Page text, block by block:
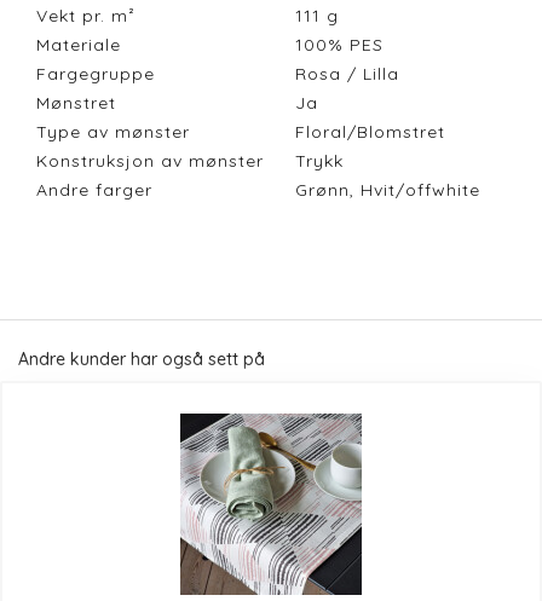
Vekt pr. m²
111 g
Materiale
100% PES
Fargegruppe
Rosa / Lilla
Mønstret
Ja
Type av mønster
Floral/Blomstret
Konstruksjon av mønster
Trykk
Andre farger
Grønn, Hvit/offwhite
Andre kunder har også sett på